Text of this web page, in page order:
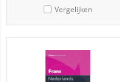
Vergelijken